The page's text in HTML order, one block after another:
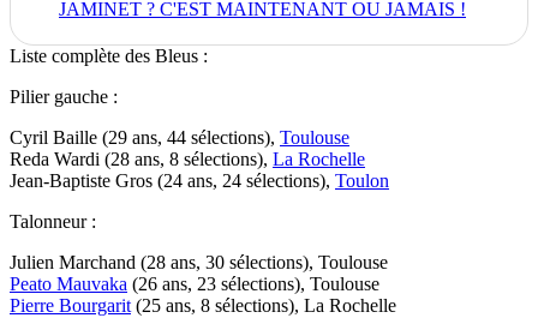
JAMINET ? C'EST MAINTENANT OU JAMAIS !
Liste complète des Bleus :
Pilier gauche :
Cyril Baille (29 ans, 44 sélections), Toulouse
Reda Wardi (28 ans, 8 sélections), La Rochelle
Jean-Baptiste Gros (24 ans, 24 sélections), Toulon
Talonneur :
Julien Marchand (28 ans, 30 sélections), Toulouse
Peato Mauvaka (26 ans, 23 sélections), Toulouse
Pierre Bourgarit (25 ans, 8 sélections), La Rochelle